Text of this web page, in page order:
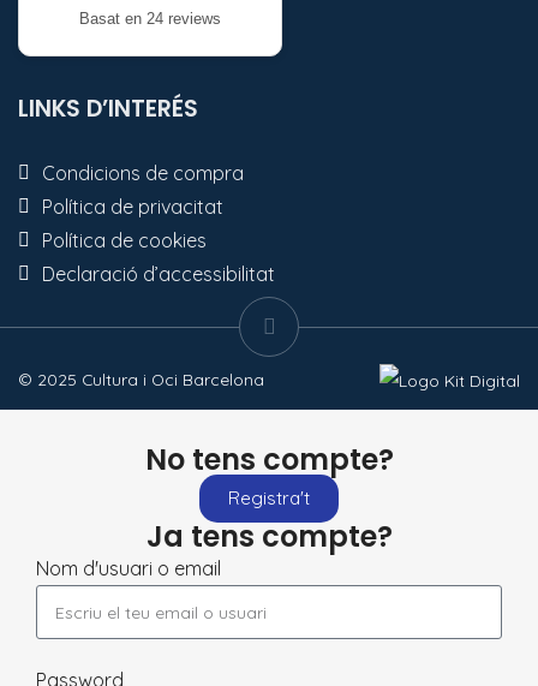
Basat en 24 reviews
LINKS D’INTERÉS
Condicions de compra
Política de privacitat
Política de cookies
Declaració d’accessibilitat
© 2025 Cultura i Oci Barcelona
No tens compte?
Registra't
Ja tens compte?
Nom d'usuari o email
Password